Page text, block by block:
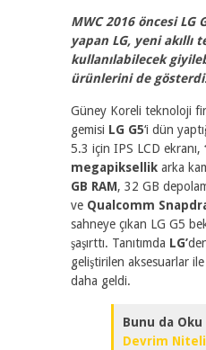
MWC 2016 öncesi LG
yapan LG, yeni akıllı
kullanılabilecek
ürünlerini de
Güney Koreli teknoloji
gemisi LG G5‘i dün
5.3 için IPS LCD ekranı,
megapiksellik arka
GB RAM, 32 GB
ve Qualcomm
sahneye çıkan LG G5
şaşırttı. Tanıtımda LG’
geliştirilen aksesuarlar
daha geldi.
Bunu da Oku
Devrim